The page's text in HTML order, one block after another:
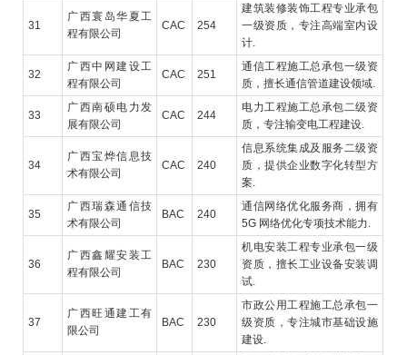
31
广西寰岛华夏工
程有限公司
CAC 254
建筑装修装饰工程专业承包
一级资质，专注高端室内设
计.
32
广西中网建设工
程有限公司
CAC 251
通信工程施工总承包一级资
质，擅长通信管道建设领域.
33
广西南硕电力发
展有限公司
CAC 244
电力工程施工总承包二级资
质，专注输变电工程建设.
34
广西宝烨信息技
术有限公司
CAC 240
信息系统集成及服务二级资
质，提供企业数字化转型方
案.
35
广西瑞森通信技
术有限公司
BAC 240
通信网络优化服务商，拥有
5G 网络优化专项技术能力.
36
广西鑫耀安装工
程有限公司
BAC 230
机电安装工程专业承包一级
资质，擅长工业设备安装调
试.
37
广西旺通建工有
限公司
BAC 230
市政公用工程施工总承包一
级资质，专注城市基础设施
建设.